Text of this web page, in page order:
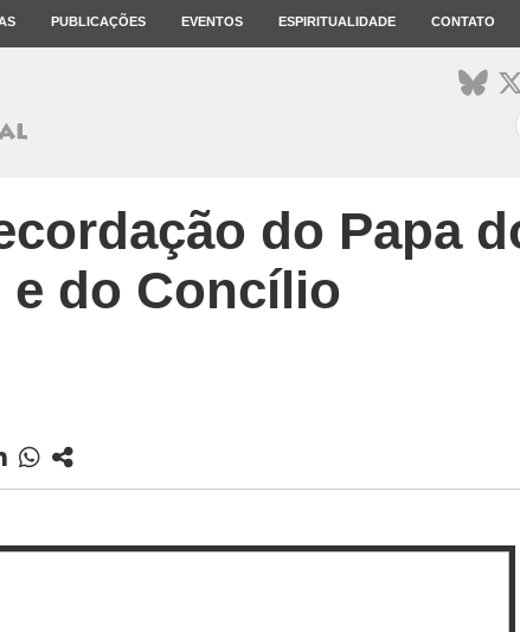
PUBLICAÇÕES EVENTOS ESPIRITUALIDADE CONTATO
do Papa
e do Concílio